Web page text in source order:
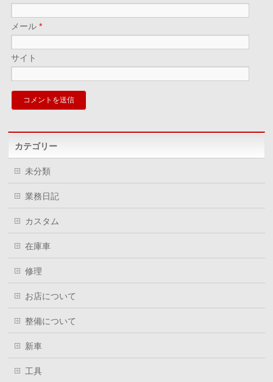
メール*
サイト
カテゴリー
未分類
業務日記
カスタム
在庫車
修理
お店について
整備について
新車
工具